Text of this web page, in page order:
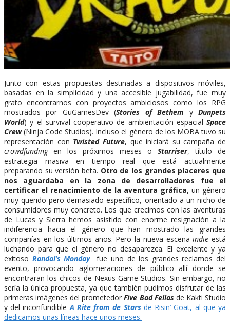
Junto con estas propuestas destinadas a dispositivos móviles,
basadas en la simplicidad y una accesible jugabilidad, fue muy
grato encontrarnos con proyectos ambiciosos como los RPG
mostrados por GuGamesDev (Stories of Bethem yDunpets
World) y el survival cooperativo de ambientación espacial Space
Crew(Ninja Code Studios). Incluso el género de los MOBA tuvo su
representación con Twisted Future, que iniciará su campaña de
crowdfundingen los próximos meses o Starriser, título de
estrategia masiva en tiempo real que está actualmente
preparando su versión beta. Otro de los grandes placeres que
nos aguardaba en la zona de desarrolladores fue el
certificar el renacimiento de la aventura gráfica, un género
muy querido pero demasiado específico, orientado a un nicho de
consumidores muy concreto. Los que crecimos con las aventuras
de Lucas y Sierra hemos asistido con enorme resignación a la
indiferencia hacia el género que han mostrado las grandes
compañías en los últimos años. Pero la nueva escenaindie está
luchando para que el género no desaparezca. El excelente y ya
exitoso Randal’s Mondayfue uno de los grandes reclamos del
evento, provocando aglomeraciones de público allí donde se
encontraran los chicos de Nexus Game Studios. Sin embargo, no
sería la única propuesta, ya que también pudimos disfrutar de las
primeras imágenes del prometedorFive Bad Fellas de Kakti Studio
y del inconfundible A Rite from de Stars de Risin’ Goat, al que ya
dedicamos unas líneas hace unos meses.